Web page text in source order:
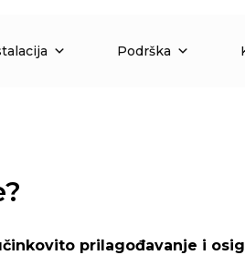
Podrška
prilagođavanje i